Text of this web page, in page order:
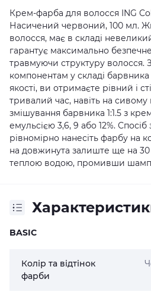
Крем-фарба для волосся ING
Насичений червоний, 100 мл.
волосся, має в складі
гарантує максимально
травмуючи структуру волосся.
компонентам у складі барвника
якості, ви отримаєте рівний і
тривалий час, навіть на сивому
змішування барвника 1:1.5 з
емульсією 3,6, 9 або 12%. Спосіб
рівномірно нанесіть фарбу на
на довжинута залиште ще на
теплою водою, промивши
BASIC
Колір та відтінок
фарби